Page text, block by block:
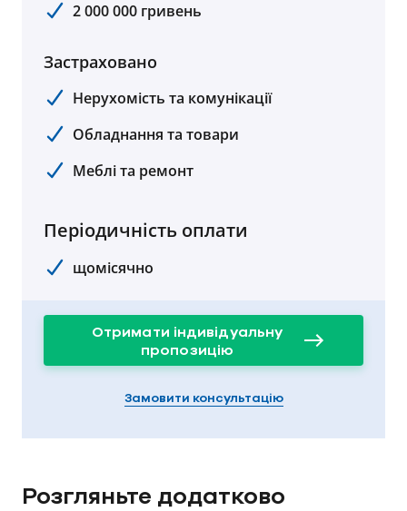
2 000 000 гривень
Застраховано
Нерухомість та комунікації
Обладнання та товари
Меблі та ремонт
Періодичність оплати
щомісячно
Замовити консультацію
Отримати індивідуальну
пропозицію
Розгляньте додатково